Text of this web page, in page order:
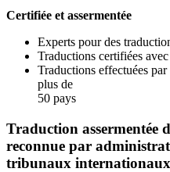
Certifiée et assermentée
Experts pour des
Traductions certifiées
Traductions effectuées
plus de
50 pays
Traduction assermentée
reconnue par
tribunaux internationaux